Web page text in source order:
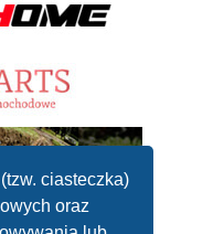
ciasteczka)
oraz